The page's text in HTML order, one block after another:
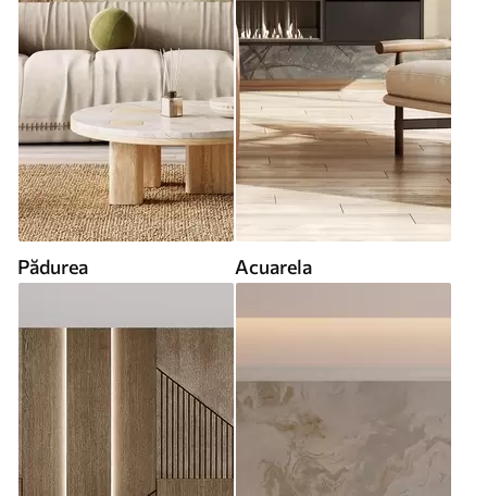
Pădurea Acuarela